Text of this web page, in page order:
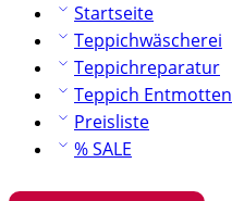
Startseite
Teppichwäscherei
Teppichreparatur
Teppich Entmotten
Preisliste
% SALE